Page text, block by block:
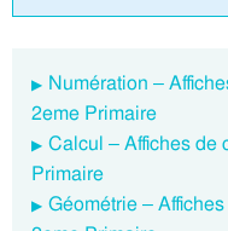
Numération –
2eme Primaire
Calcul – Affiches de
Primaire
Géométrie –